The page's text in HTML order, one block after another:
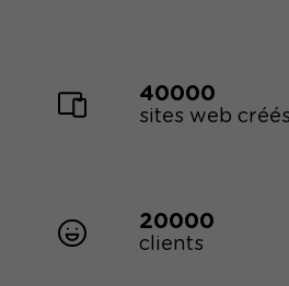
40000
sites web
20000
clients